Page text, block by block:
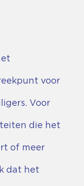
voor
Voor
die het
of meer
dat het